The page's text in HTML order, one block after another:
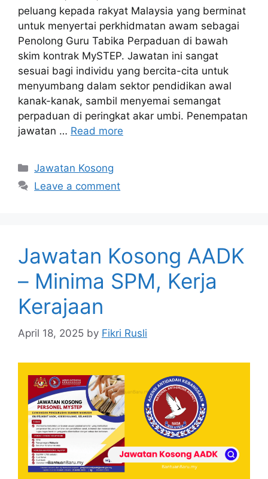
peluang kepada rakyat Malaysia yang berminat
untuk menyertai perkhidmatan awam sebagai
Penolong Guru Tabika Perpaduan di bawah
skim kontrak MySTEP. Jawatan ini sangat
sesuai bagi individu yang bercita-cita untuk
menyumbang dalam sektor pendidikan awal
kanak-kanak, sambil menyemai semangat
perpaduan di peringkat akar umbi. Penempatan
jawatan … Read more
Categories
Jawatan Kosong
Leave a comment
Jawatan Kosong AADK
– Minima SPM, Kerja
Kerajaan
April 18, 2025 by Fikri Rusli